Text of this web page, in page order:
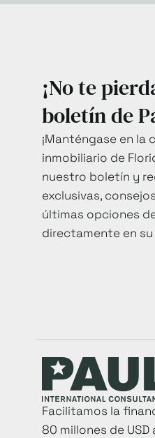
¡No te
boletín de
¡Manténgase en la
inmobiliario de
nuestro boletín y
exclusivas,
últimas opciones
directamente en
Facilitamos la
80 millones de USD